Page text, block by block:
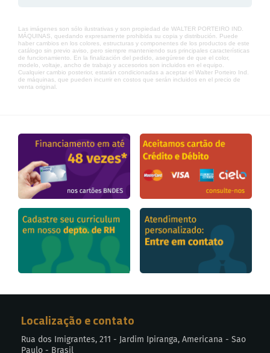
Las imágenes son sólo ilustrativas y son propiedad de WALTER PORTEIRO IND.
MÁQUINAS, quedando expresamente prohibida su copia y distribución. Puede
haber cambios en los colores, estructuras y componentes de los productos de este
catálogo sin previo aviso, pero siempre manteniendo sus principales características
de funcionamiento. En la finalización del pedido, asegúrese de que el color,
modelo, voltaje, ancho de trabajo y accesorios son incluidos en el equipo.
Cualquier cambio posterior, estarán condicionadas a aceptar el Walter Porteiro Ind.
de máquinas, que pueden incurrir en costos que serán incluidos en el precio de
venta original.
Localização e contato
Rua dos Imigrantes, 211 - Jardim Ipiranga, Americana - Sao
Paulo - Brasil